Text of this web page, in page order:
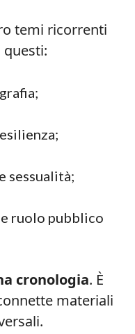
temi ricorrenti
questi:
sessualità;
ruolo pubblico
cronologia. È
materiali